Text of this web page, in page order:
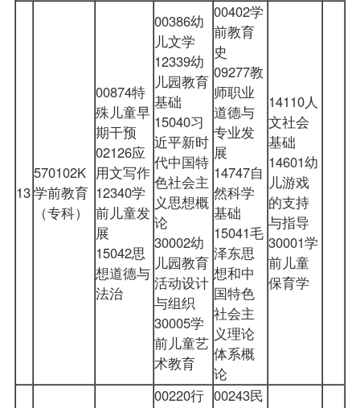
13
570102K
学前教育
（专科）
00874特
殊儿童早
期干预
02126应
用文写作
12340学
前儿童发
展
15042思
想道德与
法治
00386幼
儿文学
12339幼
儿园教育
基础
15040习
近平新时
代中国特
色社会主
义思想概
论
30002幼
儿园教育
活动设计
与组织
30005学
前儿童艺
术教育
00402学
前教育
史
09277教
师职业
道德与
专业发
展
14747自
然科学
基础
15041毛
泽东思
想和中
国特色
社会主
义理论
体系概
论
14110人
文社会
基础
14601幼
儿游戏
的支持
与指导
30001学
前儿童
保育学
00220行 00243民